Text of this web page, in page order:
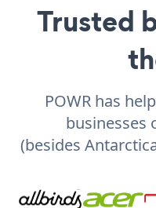
Trusted
POWR has
businesses
(besides